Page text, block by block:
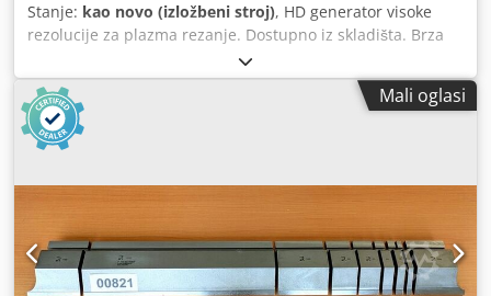
Stanje: kao novo (izložbeni stroj), HD generator visoke
rezolucije za plazma rezanje. Dostupno iz skladišta. Brza
isporuka dok traje zaliha. Prilika. Chsdpfx Aiog Tcufsqja
Mali oglasi